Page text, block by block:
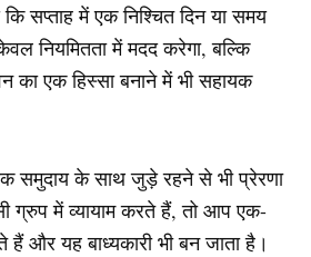
सप्ताह में एक निश्चित दिन या समय
नियमितता में मदद करेगा, बल्कि
का एक हिस्सा बनाने में भी सहायक
समुदाय के साथ जुड़े रहने से भी प्रेरणा
ग्रुप में व्यायाम करते हैं, तो आप एक-
हैं और यह बाध्यकारी भी बन जाता है।